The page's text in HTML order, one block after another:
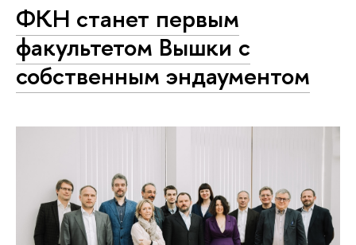
ФКН станет первым
факультетом Вышки с
собственным эндаументом